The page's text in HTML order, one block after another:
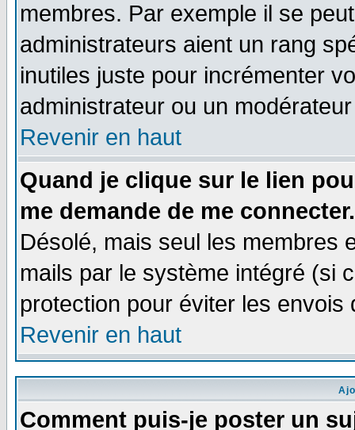
membres. Par exemple il se
administrateurs aient un rang
inutiles juste pour incrémenter
administrateur ou un
Revenir en haut
Quand je clique sur le lien
me demande de me connecter.
Désolé, mais seul les membres
mails par le système intégré (si
protection pour éviter les
Revenir en haut
Comment puis-je poster un